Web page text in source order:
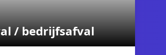
/ bedrijfsafval